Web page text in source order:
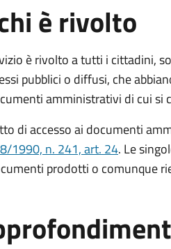
è rivolto
è rivolto a tutti i cittadini,
pubblici o diffusi, che
amministrativi di cui si
di accesso ai documenti
1990, n. 241, art. 24. Le
prodotti o comunque